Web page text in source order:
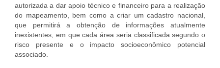
autorizada a dar apoio técnico e financeiro para a realização
do mapeamento, bem como a criar um cadastro nacional,
que permitirá a obtenção de informações atualmente
inexistentes, em que cada área seria classificada segundo o
risco presente e o impacto socioeconômico potencial
associado.